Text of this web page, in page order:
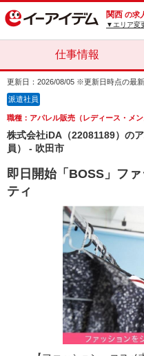
関西 の求
▼エリア変
仕事情報
更新日：2026/08/05 ※更新日時点の最
派遣社員
職種：アパレル販売（レディース・メン
株式会社iDA（22081189）の
員） - 吹田市
即日開始「BOSS」フ
ティ